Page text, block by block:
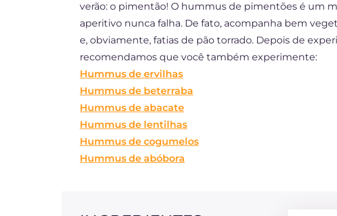
verão: o pimentão! O hummus de pimentões é um
aperitivo nunca falha. De fato, acompanha bem
e, obviamente, fatias de pão torrado. Depois de
recomendamos que você também experimente:
Hummus de ervilhas
Hummus de beterraba
Hummus de abacate
Hummus de lentilhas
Hummus de cogumelos
Hummus de abóbora